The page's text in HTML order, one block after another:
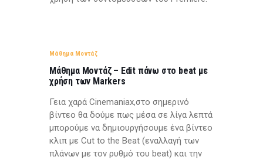
Μάθημα Μοντάζ
Μάθημα Μοντάζ – Edit πάνω στο beat με
χρήση των Markers
Γεια χαρά Cinemaniax,στο σημερινό
βίντεο θα δούμε πως μέσα σε λίγα λεπτά
μπορούμε να δημιουργήσουμε ένα βίντεο
κλιπ με Cut to the Beat (εναλλαγή των
πλάνων με τον ρυθμό του beat) και την